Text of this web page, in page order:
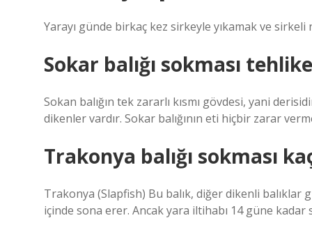
Yarayı günde birkaç kez sirkeyle yıkamak ve
Sokar balığı sokması
Sokan balığın tek zararlı kısmı gövdesi, yani
dikenler vardır. Sokar balığının eti hiçbir zarar
Trakonya balığı sokması
Trakonya (Slapfish) Bu balık, diğer dikenli balıklar
içinde sona erer. Ancak yara iltihabı 14 güne kadar